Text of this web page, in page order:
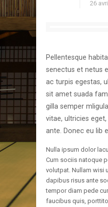
26
Pellentesque
senectus et netus
ac turpis egestas,
sit amet suada
gilla semper
vitae, ultricies
ante. Donec eu lib
Nulla ipsum dolor
Cum sociis natoque
volutpat. Nullam wisi
dapibus risus ante
tempor diam pede
faucibus quis,